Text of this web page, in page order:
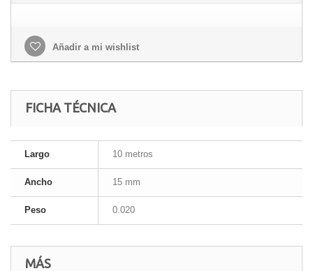
Añadir a mi wishlist
FICHA TÉCNICA
Largo 10 metros
Ancho 15 mm
Peso 0.020
MÁS